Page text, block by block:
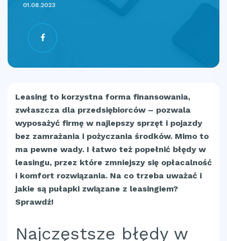
01.08.2023
Leasing to korzystna forma finansowania,
zwłaszcza dla przedsiębiorców – pozwala
wyposażyć firmę w najlepszy sprzęt i pojazdy
bez zamrażania i pożyczania środków. Mimo to
ma pewne wady. I łatwo też popełnić błędy w
leasingu, przez które zmniejszy się opłacalność
i komfort rozwiązania. Na co trzeba uważać i
jakie są pułapki związane z leasingiem?
Sprawdź!
Najczęstsze błędy w